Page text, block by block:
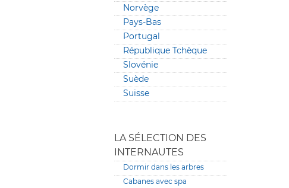
Norvège
Pays-Bas
Portugal
République Tchèque
Slovénie
Suède
Suisse
LA SÉLECTION DES
INTERNAUTES
Dormir dans les arbres
Cabanes avec spa